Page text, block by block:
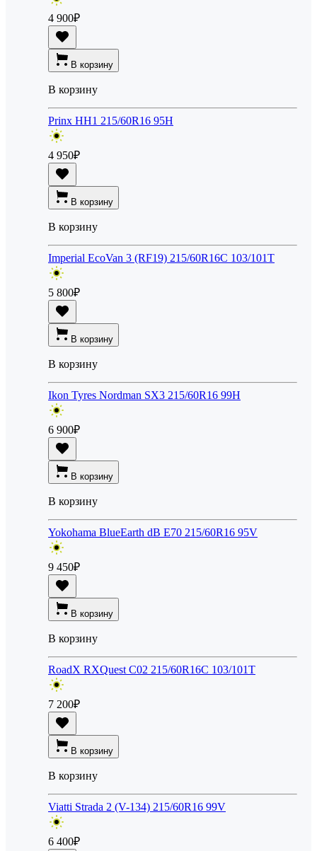
4 900₽
В корзину
В корзину
Prinx HH1 215/60R16 95H
4 950₽
В корзину
В корзину
Imperial EcoVan 3 (RF19) 215/60R16C 103/101T
5 800₽
В корзину
В корзину
Ikon Tyres Nordman SX3 215/60R16 99H
6 900₽
В корзину
В корзину
Yokohama BlueEarth dB E70 215/60R16 95V
9 450₽
В корзину
В корзину
RoadX RXQuest C02 215/60R16C 103/101T
7 200₽
В корзину
В корзину
Viatti Strada 2 (V-134) 215/60R16 99V
6 400₽